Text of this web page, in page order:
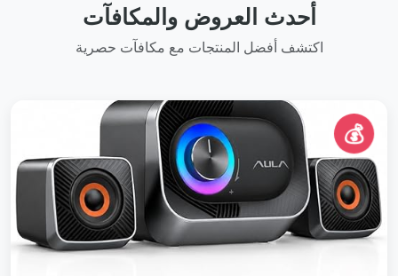
أحدث العروض والمكافآت
اكتشف أفضل المنتجات مع مكافآت حصرية
💰